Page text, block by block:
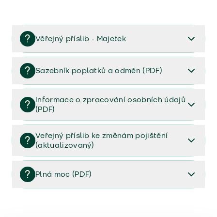
Věřejný příslib - Majetek
Věřejný příslib majetek 2023
Sazebník poplatků a odměn (PDF)
Sazebník poplatků a odměn (PDF)
Informace o zpracování osobních údajů
(PDF)
Informace o zpracování osobních údajů (PDF)
Veřejný příslib ke změnám pojištění
(aktualizovaný)
Veřejný příslib ke změnám pojištění (aktualizovaný)
Plná moc (PDF)